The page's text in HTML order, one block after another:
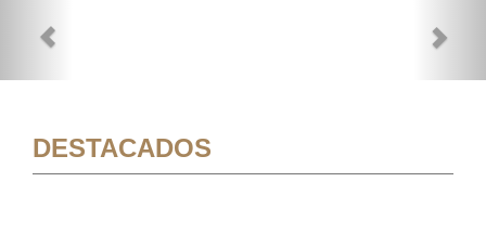
DESTACADOS